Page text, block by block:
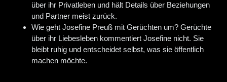
über ihr Privatleben und hält Details über Beziehungen
und Partner meist zurück.
Wie geht Josefine Preuß mit Gerüchten um? Gerüchte
über ihr Liebesleben kommentiert Josefine nicht. Sie
bleibt ruhig und entscheidet selbst, was sie öffentlich
machen möchte.